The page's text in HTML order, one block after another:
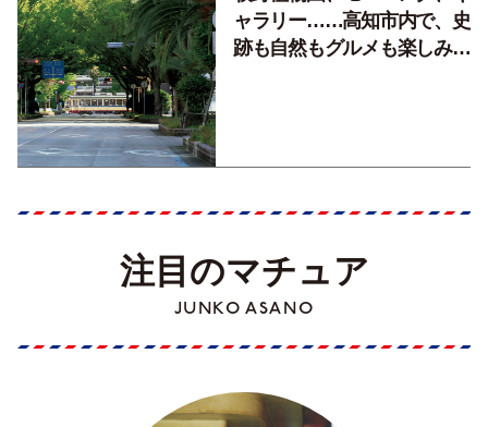
ャラリー……高知市内で、史
跡も自然もグルメも楽しみ尽
注目のマチュア
JUNKO ASANO